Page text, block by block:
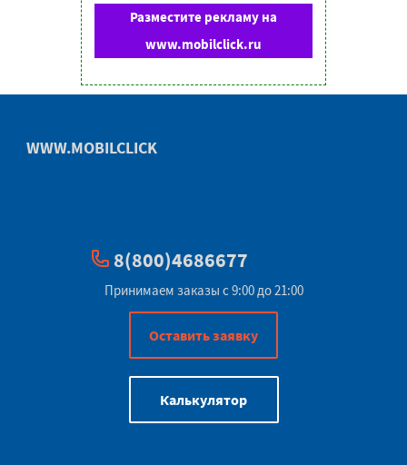
Разместите рекламу на
www.mobilclick.ru
WWW.MOBILCLICK
8(800)4686677
Принимаем заказы с 9:00 до 21:00
Оставить заявку
Калькулятор